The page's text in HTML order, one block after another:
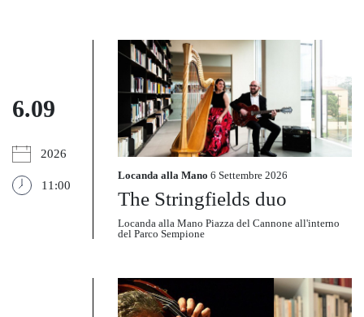
6.09
2026
11:00
Locanda alla Mano 6 Settembre 2026
The Stringfields duo
Locanda alla Mano Piazza del Cannone all'interno
del Parco Sempione